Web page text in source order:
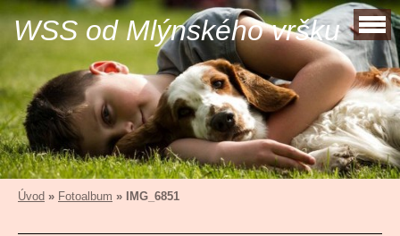
WSS od Mlýnského vršku
Úvod » Fotoalbum » IMG_6851